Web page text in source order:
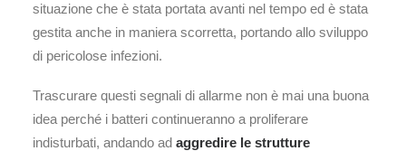
situazione che è stata portata avanti nel tempo ed è stata
gestita anche in maniera scorretta, portando allo sviluppo
di pericolose infezioni.
Trascurare questi segnali di allarme non è mai una buona
idea perché i batteri continueranno a proliferare
indisturbati, andando ad aggredire le strutture